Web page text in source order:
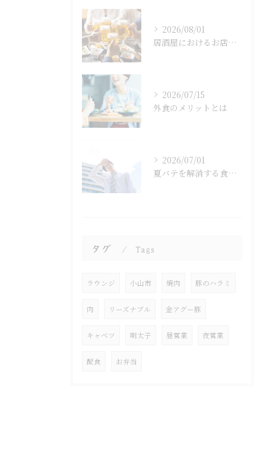
2026/08/01
居酒屋におけるお店選びのポイント
2026/07/15
外食のメリットとは
2026/07/01
夏バテを解消する食べ物とは？
タグ Tags
ラウンジ 小山市 焼肉 豚のハラミ
肉 リーズナブル 金アグー豚
キャベツ 明太子 昼営業 夜営業
配食 お弁当